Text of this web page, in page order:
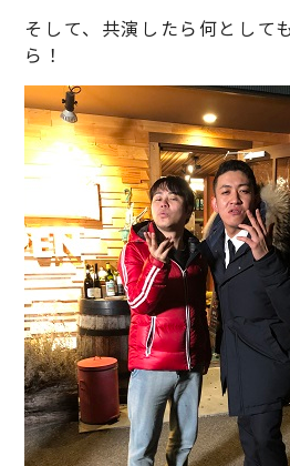
そして、共演したら何として
ら！